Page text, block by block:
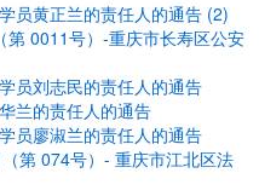
员黄正兰的责任人的通告 (2)
0011号）-重庆市长寿区公安
员刘志民的责任人的通告
兰的责任人的通告
员廖淑兰的责任人的通告
第 074号）- 重庆市江北区法